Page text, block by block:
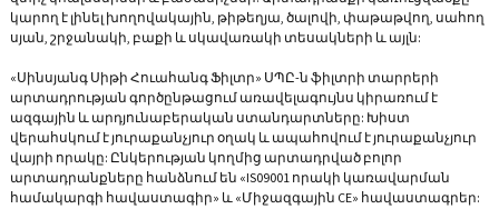
կարող է լինել խողովակային, թիթեղյա, ծալովի, փաթաթվող, սահող
սյան, շրջանակի, բաքի և սկավառակի տեսակների և այլն:
«Սինսյանգ Սիթի Հուահանգ Ֆիլտր» ՍՊԸ-ն ֆիլտրի տարրերի
արտադրության գործընթացում առավելագույնս կիրառում է
ազգային և արդյունաբերական ստանդարտները: Խիստ
վերահսկում է յուրաքանչյուր օղակ և ապահովում է յուրաքանչյուր
վայրի որակը: Ընկերության կողմից արտադրված բոլոր
արտադրանքները հանձնում են «IS09001 որակի կառավարման
համակարգի հավաստագիր» և «Միջազգային CE» հավաստագրեր: